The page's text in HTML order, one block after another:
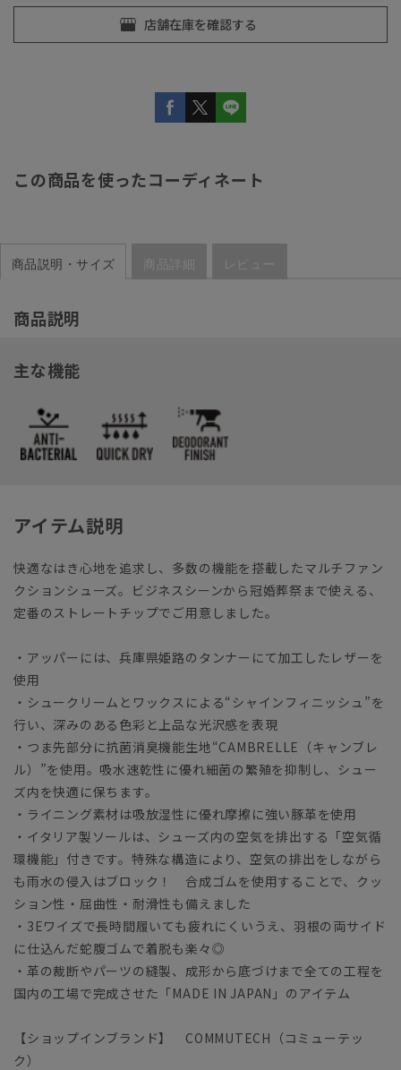
この商品を使ったコーディネート
商品説明・サイズ 商品詳細 レビュー
商品説明
主な機能
アイテム説明
快適なはき心地を追求し、多数の機能を搭載したマルチファン
クションシューズ。ビジネスシーンから冠婚葬祭まで使える、
定番のストレートチップでご用意しました。
・アッパーには、兵庫県姫路のタンナーにて加工したレザーを
使用
・シュークリームとワックスによる“シャインフィニッシュ”を
行い、深みのある色彩と上品な光沢感を表現
・つま先部分に抗菌消臭機能生地“CAMBRELLE（キャンブレ
ル）”を使用。吸水速乾性に優れ細菌の繁殖を抑制し、シュー
ズ内を快適に保ちます。
・ライニング素材は吸放湿性に優れ摩擦に強い豚革を使用
・イタリア製ソールは、シューズ内の空気を排出する「空気循
環機能」付きです。特殊な構造により、空気の排出をしながら
も雨水の侵入はブロック！ 合成ゴムを使用することで、クッ
ション性・屈曲性・耐滑性も備えました
・3Eワイズで長時間履いても疲れにくいうえ、羽根の両サイド
に仕込んだ蛇腹ゴムで着脱も楽々◎
・革の裁断やパーツの縫製、成形から底づけまで全ての工程を
国内の工場で完成させた「MADE IN JAPAN」のアイテム
【ショップインブランド】 COMMUTECH（コミューテッ
ク）